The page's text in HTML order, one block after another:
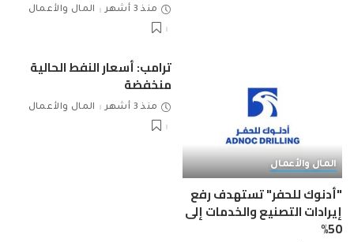
منذ 3 أشهر المال والأعمال
المال والأعمال
"أدنوك للحفر" تستهدف رفع
إيرادات التصنيع والخدمات إلى
50%
ترامب: أسعار النفط الحالية
منخفضة
منذ 3 أشهر المال والأعمال